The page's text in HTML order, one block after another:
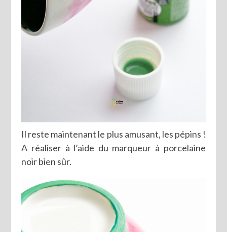
Il reste maintenant le plus amusant, les pépins !
A réaliser à l’aide du marqueur à porcelaine
noir bien sûr.